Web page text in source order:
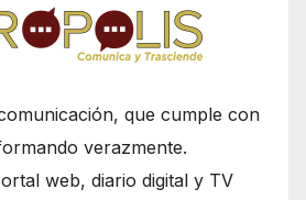
que cumple con
verazmente.
web, diario digital y TV